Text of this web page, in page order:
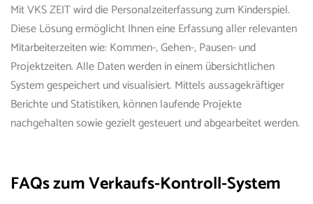
MitVKSZEIT wird die Personalzeiterfassung zum Kinderspiel.
Diese Lösung ermöglicht Ihnen eine Erfassung aller relevanten
Mitarbeiterzeiten wie: Kommen-, Gehen-, Pausen- und
Projektzeiten. Alle Daten werden in einem übersichtlichen
System gespeichert und visualisiert. Mittels aussagekräftiger
Berichte und Statistiken, können laufende Projekte
nachgehalten sowie gezielt gesteuert und abgearbeitet werden.
FAQs zumVerkaufs-Kontroll-System